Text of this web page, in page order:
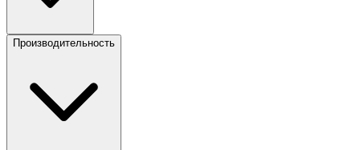
Производительность